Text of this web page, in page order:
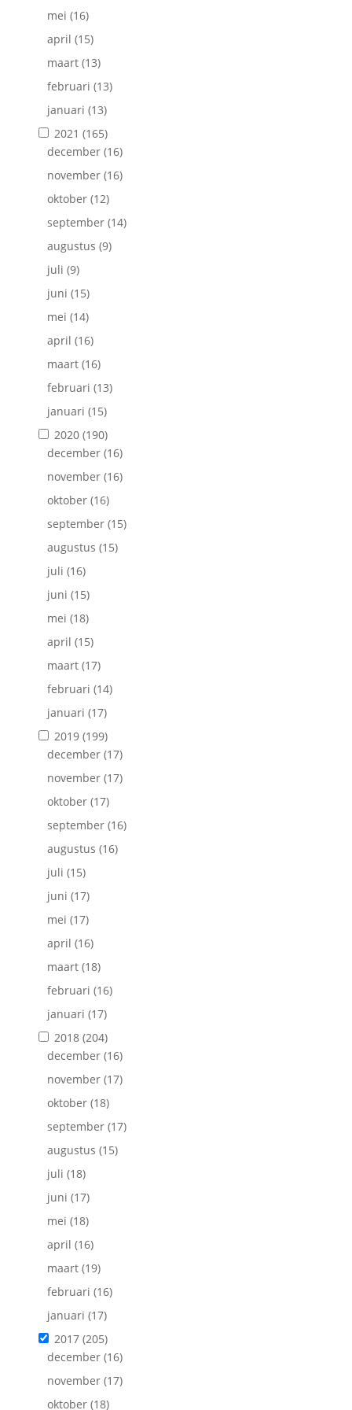
mei (16)
april (15)
maart(13)
februari (13)
januari (13)
2021 (165)
december(16)
november(16)
oktober(12)
september(14)
augustus (9)
juli (9)
juni (15)
mei (14)
april (16)
maart(16)
februari (13)
januari (15)
2020(190)
december(16)
november(16)
oktober(16)
september(15)
augustus (15)
juli (16)
juni (15)
mei (18)
april (15)
maart(17)
februari (14)
januari (17)
2019(199)
december(17)
november(17)
oktober(17)
september(16)
augustus (16)
juli (15)
juni (17)
mei (17)
april (16)
maart(18)
februari (16)
januari (17)
2018(204)
december(16)
november(17)
oktober(18)
september(17)
augustus (15)
juli (18)
juni (17)
mei (18)
april (16)
maart(19)
februari (16)
januari (17)
2017(205)
december(16)
november(17)
oktober(18)